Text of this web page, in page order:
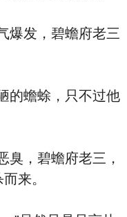
，碧蟾府老三
蜍，只不过他
碧蟾府老三，
来。